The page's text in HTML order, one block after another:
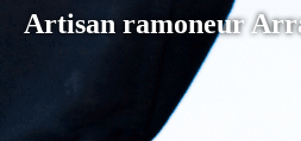
Artisan ramoneur